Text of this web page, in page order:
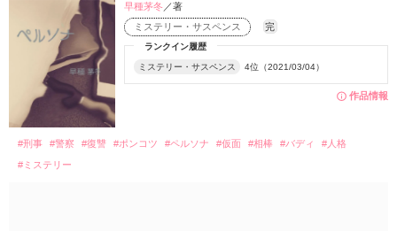
作品情報
ランクイン履歴
ミステリー・サスペンス 4位（2021/03/04）
ミステリー・サスペンス 完
早種茅冬／著
#刑事 #警察 #復讐 #ポンコツ #ペルソナ #仮面 #相棒 #バディ
#人格
#ミステリー